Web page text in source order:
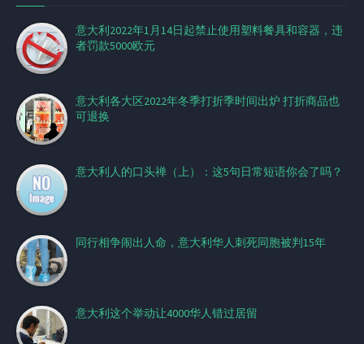
意大利2022年1月14日起禁止使用塑料餐具和容器，违
者罚款5000欧元
意大利各大区2022年冬季打折季时间出炉 打折商品也
可退换
意大利人的口头禅（上）：这5句日常短语你会了吗？
同行相争闹出人命，意大利华人刺死同胞被判15年
意大利这个举动让4000华人错过居留